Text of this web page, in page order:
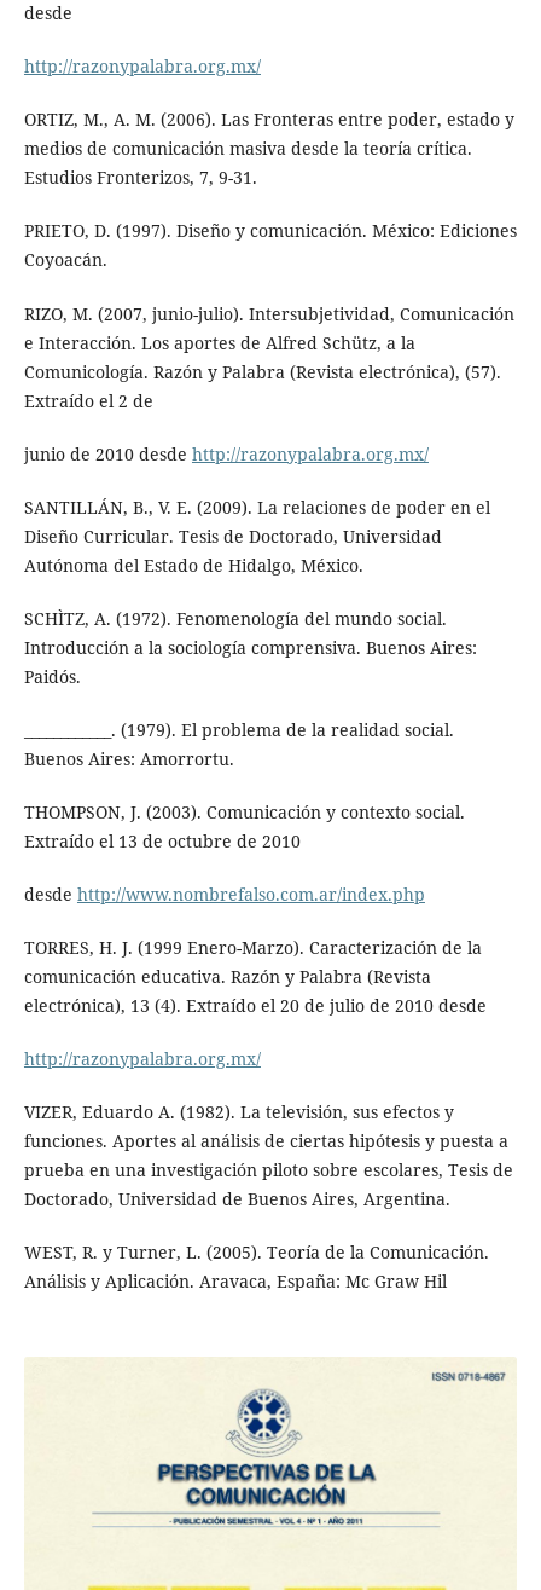
desde
http://razonypalabra.org.mx/
ORTIZ, M., A. M. (2006). Las Fronteras entre poder, estado y
medios de comunicación masiva desde la teoría crítica.
Estudios Fronterizos, 7, 9-31.
PRIETO, D. (1997). Diseño y comunicación. México: Ediciones
Coyoacán.
RIZO, M. (2007, junio-julio). Intersubjetividad, Comunicación
e Interacción. Los aportes de Alfred Schütz, a la
Comunicología. Razón y Palabra (Revista electrónica), (57).
Extraído el 2 de
junio de 2010 desde http://razonypalabra.org.mx/
SANTILLÁN, B., V. E. (2009). La relaciones de poder en el
Diseño Curricular. Tesis de Doctorado, Universidad
Autónoma del Estado de Hidalgo, México.
SCHÌTZ, A. (1972). Fenomenología del mundo social.
Introducción a la sociología comprensiva. Buenos Aires:
Paidós.
____________. (1979). El problema de la realidad social.
Buenos Aires: Amorrortu.
THOMPSON, J. (2003). Comunicación y contexto social.
Extraído el 13 de octubre de 2010
desde http://www.nombrefalso.com.ar/index.php
TORRES, H. J. (1999 Enero-Marzo). Caracterización de la
comunicación educativa. Razón y Palabra (Revista
electrónica), 13 (4). Extraído el 20 de julio de 2010 desde
http://razonypalabra.org.mx/
VIZER, Eduardo A. (1982). La televisión, sus efectos y
funciones. Aportes al análisis de ciertas hipótesis y puesta a
prueba en una investigación piloto sobre escolares, Tesis de
Doctorado, Universidad de Buenos Aires, Argentina.
WEST, R. y Turner, L. (2005). Teoría de la Comunicación.
Análisis y Aplicación. Aravaca, España: Mc Graw Hil